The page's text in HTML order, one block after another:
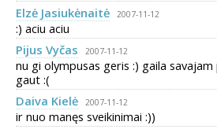
Elzė Jasiukėnaitė
2007-11-12
:) aciu aciu
Pijus Vyčas
2007-11-12
nu gi olympusas geris :) gaila
gaut :(
Daiva Kielė
2007-11-12
ir nuo manęs sveikinimai :))